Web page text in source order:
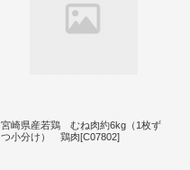
宮崎県産若鶏 むね肉約6kg（1枚ず
つ小分け） 鶏肉[C07802]